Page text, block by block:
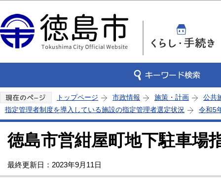
トップページ 市政情報 施策・計画
公共
指定管理者制度を導入している施設の指定管理者選定状況
令和5
徳島市営紺屋町地下駐車場
最終更新日：2023年9月11日